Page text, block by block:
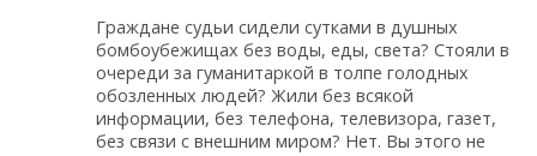
Граждане судьи сидели сутками в душных
бомбоубежищах без воды, еды, света? Стояли в
очереди за гуманитаркой в толпе голодных
обозленных людей? Жили без всякой
информации, без телефона, телевизора, газет,
без связи с внешним миром? Нет. Вы этого не